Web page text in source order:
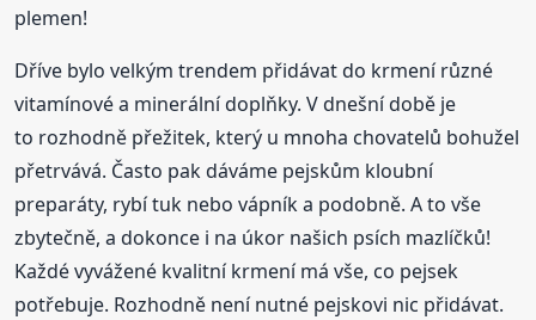
plemen!
Dříve bylo velkým trendem přidávat do krmení různé
vitamínové a minerální doplňky. V dnešní době je
to rozhodně přežitek, který u mnoha chovatelů bohužel
přetrvává. Často pak dáváme pejskům kloubní
preparáty, rybí tuk nebo vápník a podobně. A to vše
zbytečně, a dokonce i na úkor našich psích mazlíčků!
Každé vyvážené kvalitní krmení má vše, co pejsek
potřebuje. Rozhodně není nutné pejskovi nic přidávat.